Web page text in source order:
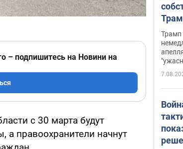
– подпишитесь на Новини на
с 30 марта будут
а правоохранители начнут
Трамп